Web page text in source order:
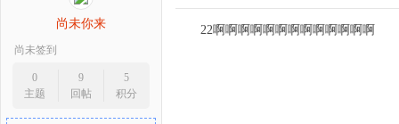
尚未你来
尚未签到
0
主题
9
回帖
5
积分
22啊啊啊啊啊啊啊啊啊啊啊啊啊